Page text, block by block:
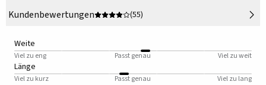
Kundenbewertungen
(55)
Weite
Viel zu eng Passt genau Viel zu weit
Länge
Viel zu kurz Passt genau Viel zu lang